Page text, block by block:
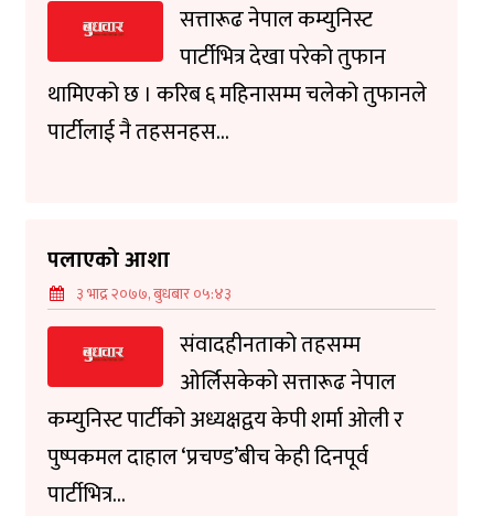
सत्तारूढ नेपाल कम्युनिस्ट
पार्टीभित्र देखा परेको तुफान
थामिएको छ । करिब ६ महिनासम्म चलेको तुफानले
पार्टीलाई नै तहसनहस...
पलाएको आशा
३ भाद्र २०७७, बुधबार ०५:४३
संवादहीनताको तहसम्म
ओर्लिसकेको सत्तारूढ नेपाल
कम्युनिस्ट पार्टीको अध्यक्षद्वय केपी शर्मा ओली र
पुष्पकमल दाहाल ‘प्रचण्ड’बीच केही दिनपूर्व
पार्टीभित्र...